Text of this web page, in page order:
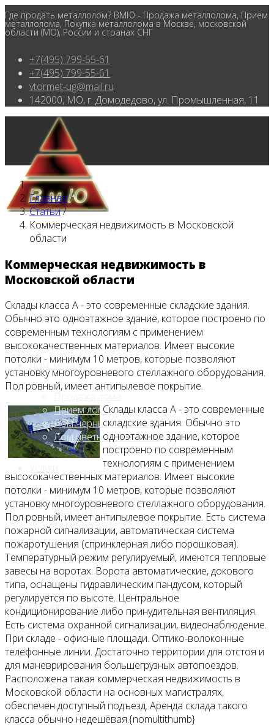
Где продать металлолом? ВМЮ - Продажа металлолома, Приём
металлолома, Покупка металлолома в Москве, московской
области (МО), России и странах СНГ
+7(495) 799-55-61
+7(495) 799-55-61
vtormet-ug@mail.ru
142000, МО, г. Домодедово, ул. Промышленная, 11
Главная
О компании
Лом, металл
Прием лома
Лом чёрных металлов
Лом цветных металлов
Приём на площадке
Резка и вывоз
Демонтаж
Прайс
Спецпредложения
Статьи
Контакты
Главная/
Статьи/
Коммерческая недвижимость в Московской
области
Коммерческая недвижимость в
Московской области
Склады класса А - это современные складские здания.
Обычно это одноэтажное здание, которое построено по
современным технологиям с применением
высококачественных материалов. Имеет высокие
потолки - минимум 10 метров, которые позволяют
установку многоуровневого стеллажного оборудования.
Пол ровный, имеет антипылевое покрытие.
Склады класса А - это современные
складские здания. Обычно это
одноэтажное здание, которое
построено по современным
технологиям с применением
высококачественных материалов. Имеет высокие
потолки - минимум 10 метров, которые позволяют
установку многоуровневого стеллажного оборудования.
Пол ровный, имеет антипылевое покрытие. Есть система
пожарной сигнализации, автоматическая система
пожаротушения (спринклерная либо порошковая).
Температурный режим регулируемый, имеются тепловые
завесы на воротах. Ворота автоматические, докового
типа, оснащены гидравлическим пандусом, который
регулируется по высоте. Центральное
кондиционирование либо принудительная вентиляция.
Есть система охранной сигнализации, видеонаблюдение.
При складе - офисные площади. Оптико-волоконные
телефонные линии. Достаточно территории для отстоя и
для маневрирования большегрузных автопоездов.
Расположена такая коммерческая недвижимость в
Московской области на основных магистралях,
обеспечен доступный подъезд. Аренда склада такого
класса обычно недешёвая.{nomultithumb}